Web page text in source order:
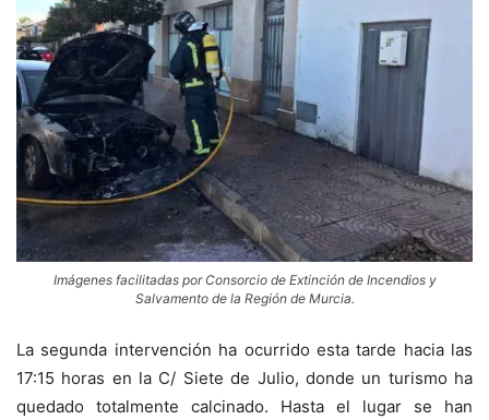
Imágenes facilitadas por Consorcio de Extinción de Incendios y
Salvamento de la Región de Murcia.
La segunda intervención ha ocurrido esta tarde hacia las
17:15 horas en la C/ Siete de Julio, donde un turismo ha
quedado totalmente calcinado. Hasta el lugar se han